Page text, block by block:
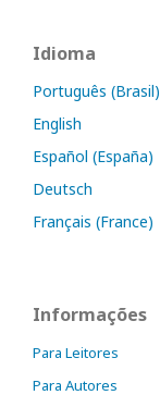
Idioma
Português (Brasil)
English
Español (España)
Deutsch
Français (France)
Informações
Para Leitores
Para Autores